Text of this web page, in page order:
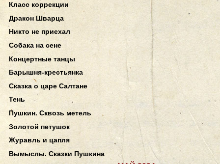
Класс коррекции
Дракон Шварца
Никто не приехал
Собака на сене
Концертные танцы
Барышня-крестьянка
Сказка о царе Салтане
Тень
Пушкин. Сквозь метель
Золотой петушок
Журавль и цапля
Вымыслы. Сказки Пушкина